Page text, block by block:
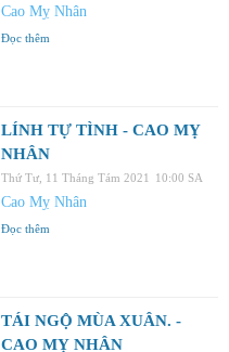
Cao Mỵ Nhân
Đọc thêm
LÍNH TỰ TÌNH - CAO MỴ
NHÂN
Thứ Tư, 11 Tháng Tám 2021 10:00 SA
Cao Mỵ Nhân
Đọc thêm
TÁI NGỘ MÙA XUÂN. -
CAO MỴ NHÂN